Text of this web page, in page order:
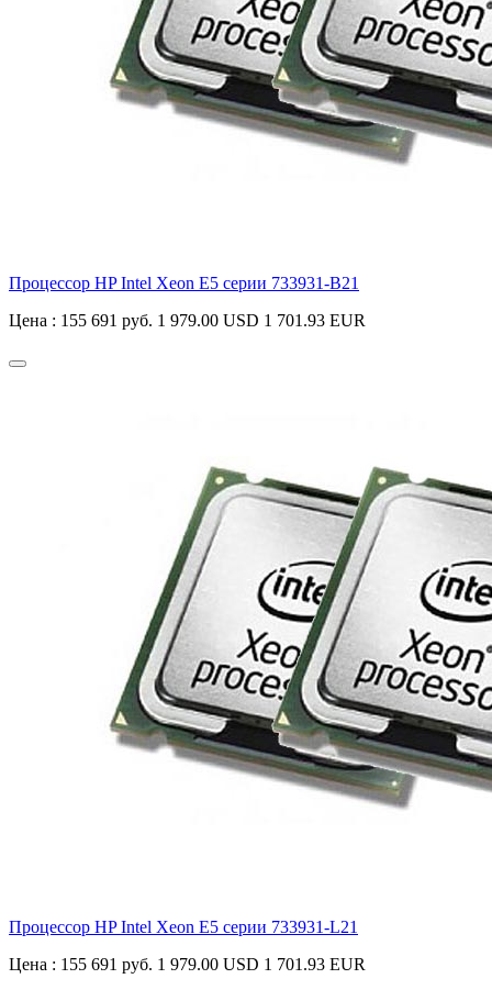
Процессор HP Intel Xeon E5 серии 733931-B21
Цена : 155 691 руб. 1 979.00 USD 1 701.93 EUR
Процессор HP Intel Xeon E5 серии 733931-L21
Цена : 155 691 руб. 1 979.00 USD 1 701.93 EUR